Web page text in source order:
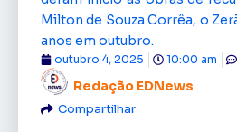
Milton de Souza Corrêa, o
anos em outubro.
Redação EDNews
outubro 4, 2025 10:00 am
Compartilhar